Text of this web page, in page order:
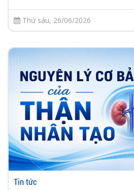
Thứ sáu, 26/06/2026
Tin tức